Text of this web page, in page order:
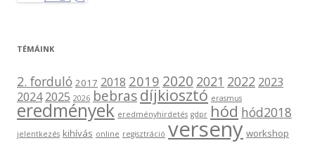
TÉMÁINK
2. forduló 2017 2018 2019 2020 2021 2022 2023
2024 2025 2026 bebrasdíjkiosztó erasmus
eredmények eredményhirdetés gdpr hód hód2018
jelentkezés kihívás online regisztráció verseny workshop